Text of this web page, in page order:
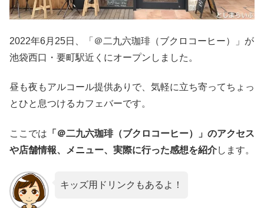
2022年6月25日、「＠二九六珈琲（ブクロコーヒー）」が
池袋西口・要町駅近くにオープンしました。
昼も夜もアルコール提供ありで、気軽に立ち寄ってちょっ
とひと息つけるカフェバーです。
ここでは 「＠二九六珈琲（ブクロコーヒー）」のアクセス
や店舗情報、メニュー、実際に行った感想を紹介します。
キッズ用ドリンクもあるよ！